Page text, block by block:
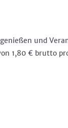
und
1,80 € brutto